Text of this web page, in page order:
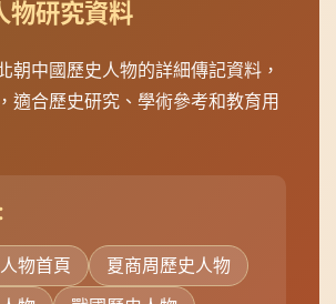
朝中國歷史人物的詳細傳記資料，
物首頁
物
戰國歷史人物
物
西漢歷史人物